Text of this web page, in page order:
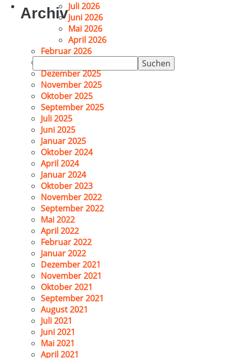
Suchen
nach:
ArchivJuli 2026
Juni 2026
Mai 2026
April 2026
Februar 2026
Dezember 2025
November 2025
Oktober 2025
September 2025
Juli 2025
Juni 2025
Januar 2025
Oktober 2024
April 2024
Januar 2024
Oktober 2023
November 2022
September 2022
Mai 2022
April 2022
Februar 2022
Januar 2022
Dezember 2021
November 2021
Oktober 2021
September 2021
August 2021
Juli 2021
Juni 2021
Mai 2021
April 2021